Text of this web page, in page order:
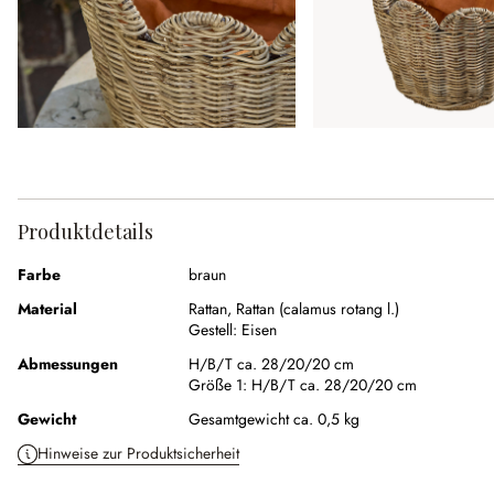
Produktdetails
Farbe
braun
Material
Rattan, Rattan (calamus rotang l.)
Gestell: Eisen
Abmessungen
H/B/T ca. 28/20/20 cm
Größe 1: H/B/T ca. 28/20/20 cm
Gewicht
Gesamtgewicht ca. 0,5 kg
Hinweise zur Produktsicherheit